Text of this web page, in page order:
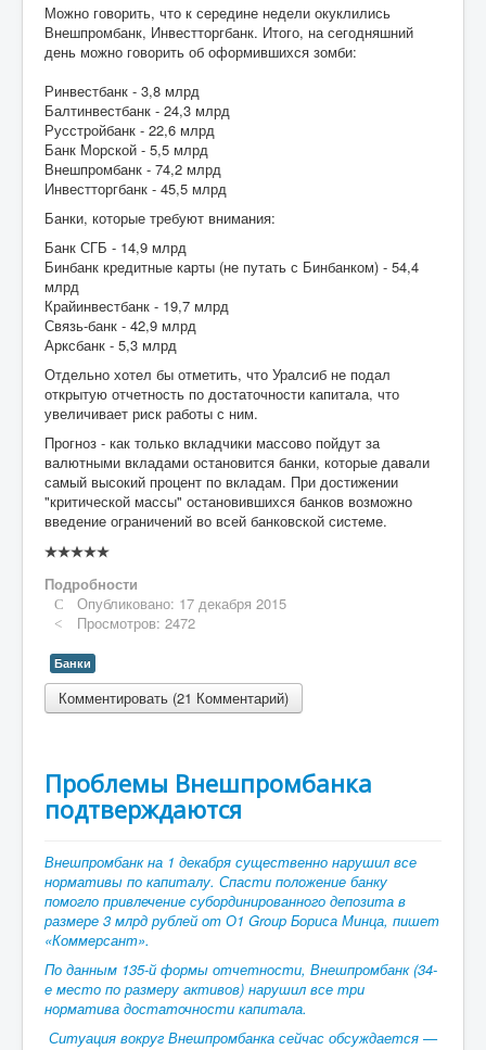
Можно говорить, что к середине недели окуклились
Внешпромбанк, Инвестторгбанк. Итого, на сегодняшний
день можно говорить об оформившихся зомби:
Ринвестбанк - 3,8 млрд
Балтинвестбанк - 24,3 млрд
Русстройбанк - 22,6 млрд
Банк Морской - 5,5 млрд
Внешпромбанк - 74,2 млрд
Инвестторгбанк - 45,5 млрд
Банки, которые требуют внимания:
Банк СГБ - 14,9 млрд
Бинбанк кредитные карты (не путать с Бинбанком) - 54,4
млрд
Крайинвестбанк - 19,7 млрд
Связь-банк - 42,9 млрд
Арксбанк - 5,3 млрд
Отдельно хотел бы отметить, что Уралсиб не подал
открытую отчетность по достаточности капитала, что
увеличивает риск работы с ним.
Прогноз - как только вкладчики массово пойдут за
валютными вкладами остановится банки, которые давали
самый высокий процент по вкладам. При достижении
"критической массы" остановившихся банков возможно
введение ограничений во всей банковской системе.
Рейтинг:
Подробности
Опубликовано: 17 декабря 2015
Просмотров: 2472
Банки
Комментировать (21 Комментарий)
Проблемы Внешпромбанка
подтверждаются
Внешпромбанк на 1 декабря существенно нарушил все
нормативы по капиталу. Спасти положение банку
помогло привлечение субординированного депозита в
размере 3 млрд рублей от О1 Group Бориса Минца, пишет
«Коммерсант».
По данным 135-й формы отчетности, Внешпромбанк (34-
е место по размеру активов) нарушил все три
норматива достаточности капитала.
Ситуация вокруг Внешпромбанка сейчас обсуждается —